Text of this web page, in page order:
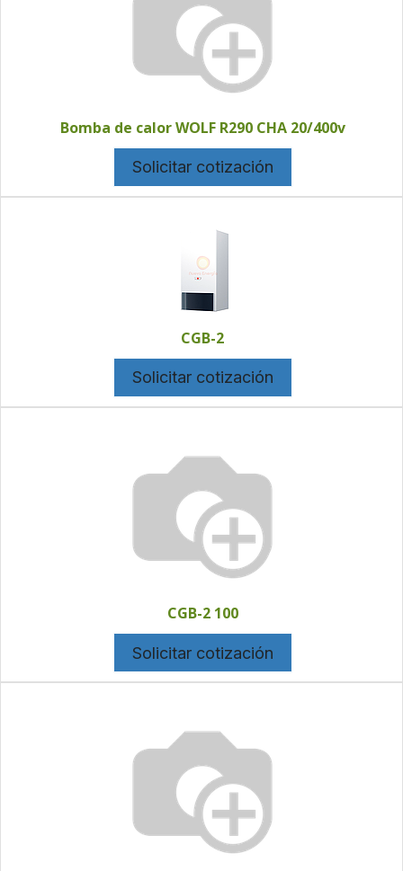
Bomba de calor WOLF R290 CHA 20/400v
Solicitar cotización
CGB-2
Solicitar cotización
CGB-2 100
Solicitar cotización